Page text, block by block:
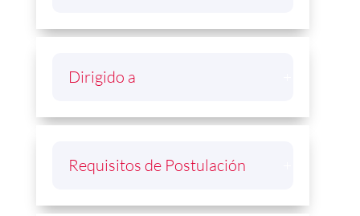
Dirigido a
Requisitos de Postulación